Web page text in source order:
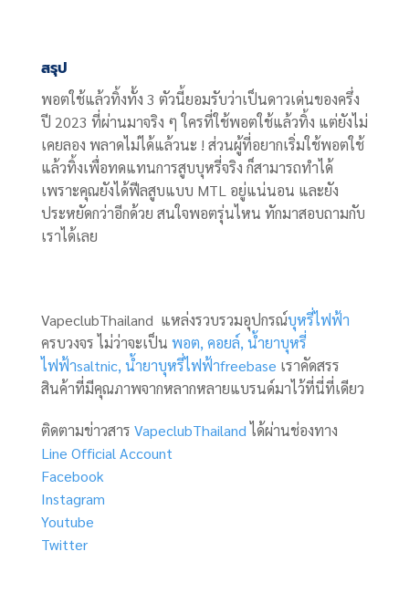
สรุป
พอตใช้แล้วทิ้งทั้ง 3 ตัวนี้ยอมรับว่าเป็นดาวเด่นของครึ่ง
ปี 2023 ที่ผ่านมาจริง ๆ ใครที่ใช้พอตใช้แล้วทิ้ง แต่ยังไม่
เคยลอง พลาดไม่ได้แล้วนะ ! ส่วนผู้ที่อยากเริ่มใช้พอตใช้
แล้วทิ้งเพื่อทดแทนการสูบบุหรี่จริง ก็สามารถทำได้
เพราะคุณยังได้ฟีลสูบแบบ MTL อยู่แน่นอน และยัง
ประหยัดกว่าอีกด้วย สนใจพอตรุ่นไหน ทักมาสอบถามกับ
เราได้เลย
VapeclubThailand แหล่งรวบรวมอุปกรณ์บุหรี่ไฟฟ้า
ครบวงจร ไม่ว่าจะเป็น พอต, คอยล์, น้ำยาบุหรี่
ไฟฟ้าsaltnic, น้ำยาบุหรี่ไฟฟ้าfreebase เราคัดสรร
สินค้าที่มีคุณภาพจากหลากหลายแบรนด์มาไว้ที่นี่ที่เดียว
ติดตามข่าวสาร VapeclubThailandได้ผ่านช่องทาง
Line Official Account
Facebook
Instagram
Youtube
Twitter